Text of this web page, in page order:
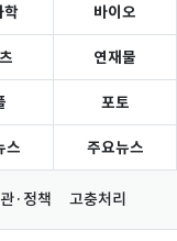
바이오
연재물
포토
스 주요뉴스
·정책 고충처리